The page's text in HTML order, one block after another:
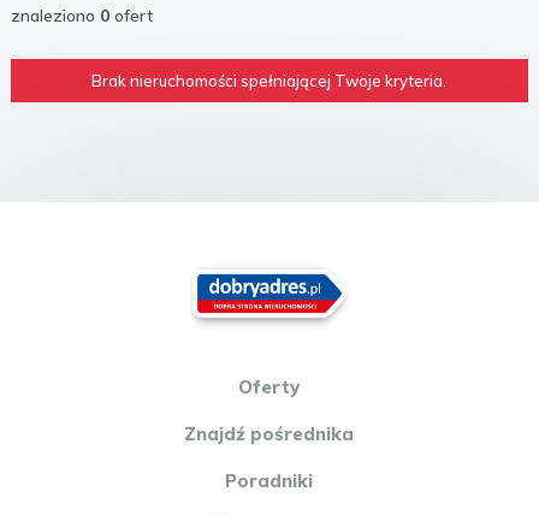
znaleziono 0ofert
Brak nieruchomości spełniającej Twoje kryteria.
Oferty
Znajdź pośrednika
Poradniki